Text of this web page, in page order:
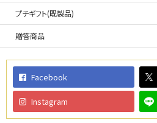
プチギフト(既製品)
贈答商品
Facebook
Instagram